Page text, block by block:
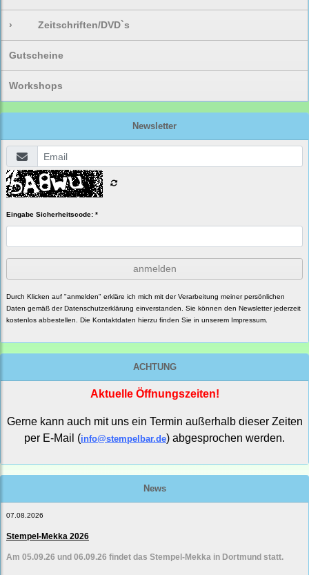
› Zeitschriften/DVD`s
Gutscheine
Workshops
Newsletter
Eingabe Sicherheitscode: *
anmelden
Durch Klicken auf "anmelden" erkläre ich mich mit der Verarbeitung meiner persönlichen
Daten gemäß der Datenschutzerklärung einverstanden. Sie können den Newsletter jederzeit
kostenlos abbestellen. Die Kontaktdaten hierzu finden Sie in unserem Impressum.
ACHTUNG
Aktuelle Öffnungszeiten!
Gerne kann auch mit uns ein Termin außerhalb dieser Zeiten
per E-Mail (info@stempelbar.de) abgesprochen werden.
News
07.08.2026
Stempel-Mekka 2026
Am 05.09.26 und 06.09.26 findet das Stempel-Mekka in Dortmund statt.